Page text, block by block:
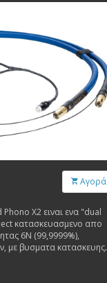
Αγορά
X2 ειναι ενα "dual
κατασκευασμενο απο
6Ν (99,9999%),
με βυσματα κατασκευης
Cardas R-DIN to